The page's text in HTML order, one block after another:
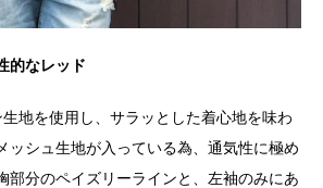
的なレッド
地を使用し、サラッとした着心地を味わ
ッシュ生地が入っている為、通気性に極め
部分のペイズリーラインと、左袖のみにあ